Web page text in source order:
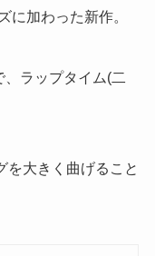
に加わった新作。
ラップタイム(二
を大きく曲げること